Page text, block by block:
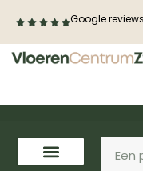
Google